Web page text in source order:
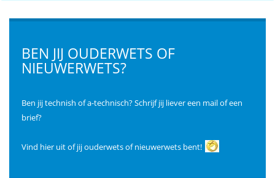
BEN JIJ OUDERWETS OF
NIEUWERWETS?
Ben jij technish of a-technisch? Schrijf jij liever een mail of een
brief?
Vind hier uit of jij ouderwets of nieuwerwets bent!